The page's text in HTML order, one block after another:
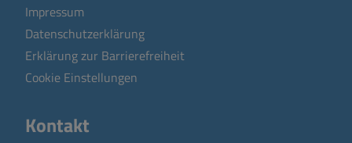
Impressum
Datenschutzerklärung
Erklärung zur Barrierefreiheit
Cookie Einstellungen
Kontakt